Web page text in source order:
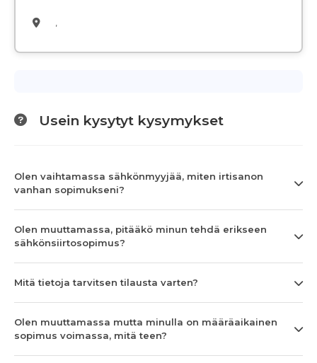
,
Usein kysytyt kysymykset
Olen vaihtamassa sähkönmyyjää, miten irtisanon
vanhan sopimukseni?
Olen muuttamassa, pitääkö minun tehdä erikseen
sähkönsiirtosopimus?
Mitä tietoja tarvitsen tilausta varten?
Olen muuttamassa mutta minulla on määräaikainen
sopimus voimassa, mitä teen?